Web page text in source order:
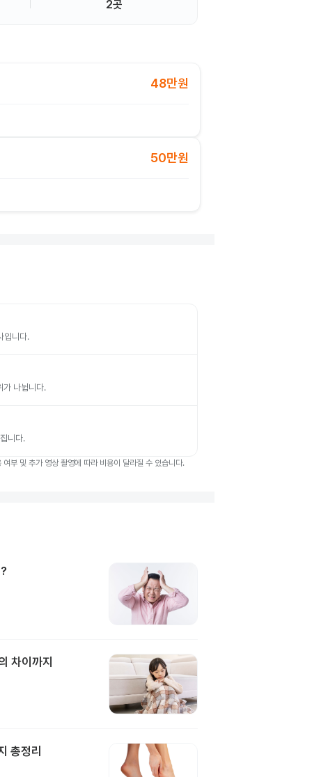
2곳
48만원
50만원
입니다.
가 나뉩니다.
니다.
부 및 추가 영상 촬영에 따라 비용이 달라질 수 있습니다.
차이까지
총정리